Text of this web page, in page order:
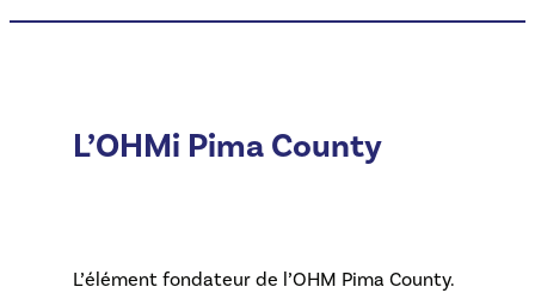
L’OHMi Pima County
L’élément fondateur de l’OHM Pima County.